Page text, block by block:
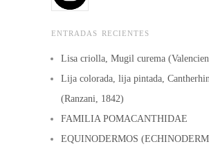
ENTRADAS RECIENTES
Lisa criolla, Mugil curema
Lija colorada, lija pintada,
(Ranzani, 1842)
FAMILIA POMACANTHIDAE
EQUINODERMOS